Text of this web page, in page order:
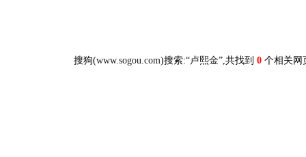
搜狗(www.sogou.com)搜索:“卢熙金”,共找到 0 个相关网